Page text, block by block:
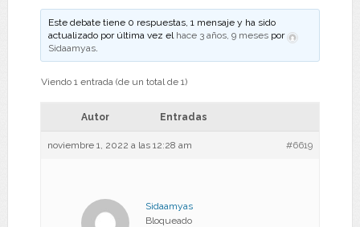
Este debate tiene 0 respuestas, 1 mensaje y ha sido
actualizado por última vez el hace 3 años, 9 meses por
Sidaamyas.
Viendo 1 entrada (de un total de 1)
Autor Entradas
noviembre 1, 2022 a las 12:28 am #6619
Sidaamyas
Bloqueado